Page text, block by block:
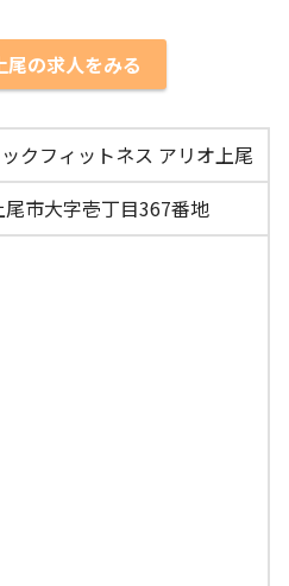
尾の求人をみる
クフィットネス アリオ上尾
市大字壱丁目367番地